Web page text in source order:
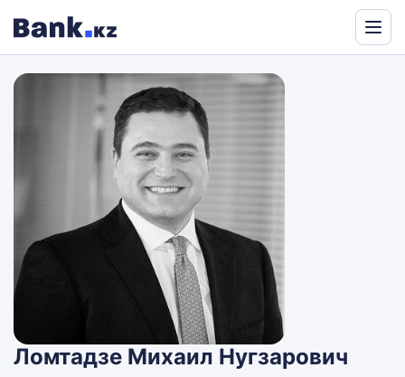
Ломтадзе Михаил Нугзарович